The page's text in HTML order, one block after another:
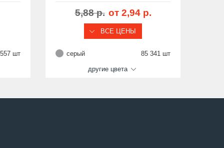
шт
5,88 р. от 2,94 р.
ВСЕ ЦЕНЫ
серый 85 341 шт
другие цвета